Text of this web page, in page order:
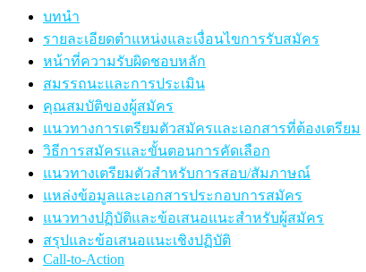
บทนำ
รายละเอียดตำแหน่งและเงื่อนไขการรับสมัคร
หน้าที่ความรับผิดชอบหลัก
สมรรถนะและการประเมิน
คุณสมบัติของผู้สมัคร
แนวทางการเตรียมตัวสมัครและเอกสารที่ต้องเตรียม
วิธีการสมัครและขั้นตอนการคัดเลือก
แนวทางเตรียมตัวสำหรับการสอบ/สัมภาษณ์
แหล่งข้อมูลและเอกสารประกอบการสมัคร
แนวทางปฏิบัติและข้อเสนอแนะสำหรับผู้สมัคร
สรุปและข้อเสนอแนะเชิงปฏิบัติ
Call-to-Action